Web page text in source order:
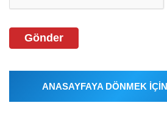
Gönder
ANASAYFAYA DÖNMEK